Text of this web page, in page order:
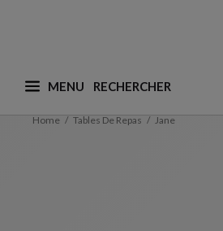
MENU
Que recherchez-vous ?
Home Tables De Repas Jane